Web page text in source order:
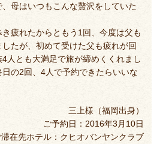
母はいつもこんな贅沢をしていた
疲れたからともう1回、今度は父も
たが、初めて受けた父も疲れが回
人とも大満足で旅が締めくくれまし
の2回、4人で予約できたらいいな
三上様（福岡出身）
ご予約日：2016年3月10日
滞在先ホテル：クヒオバンヤンクラブ